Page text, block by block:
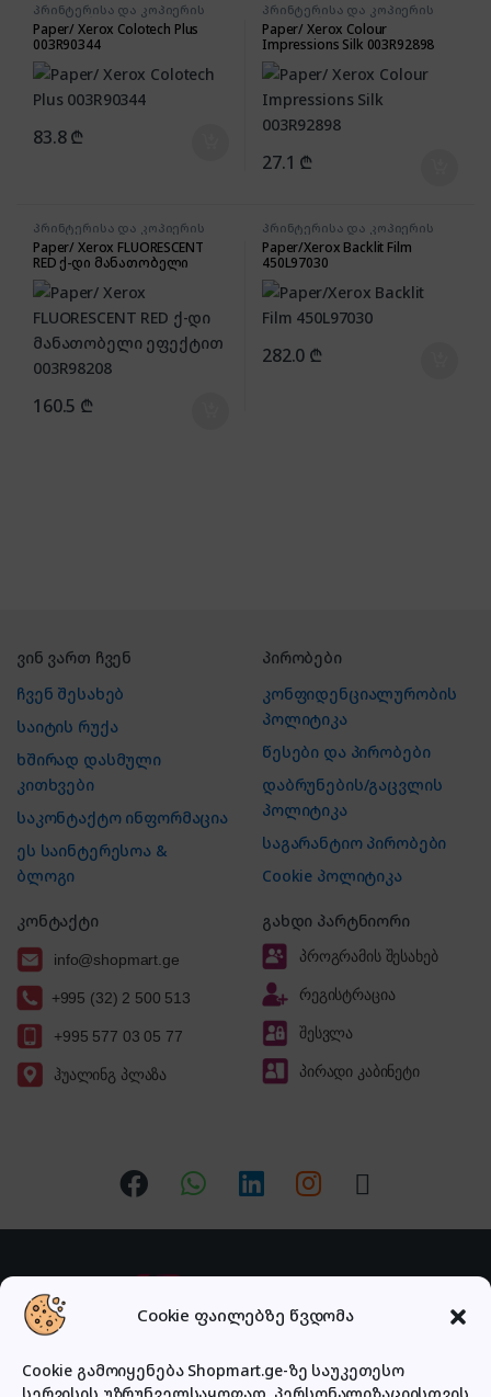
Cookie ფაილებზე წვდომა
Cookie გამოიყენება Shopmart.ge-ზე საუკეთესო
პრინტერისა და კოპიერის
აქსესუარები
Paper/ Xerox Colotech Plus
003R90344
83.8₾
პრინტერისა და კოპიერის
აქსესუარები
Paper/ Xerox Colour
Impressions Silk 003R92898
27.1 ₾
პრინტერისა და კოპიერის
აქსესუარები
Paper/ Xerox FLUORESCENT
RED ქ-დი მანათობელი
ეფექტით 003R98208
160.5 ₾
პრინტერისა და კოპიერის
აქსესუარები
Paper/Xerox Backlit Film
450L97030
282.0 ₾
ვინ ვართ ჩვენ
ჩვენ შესახებ
საიტის რუქა
ხშირად დასმული
კითხვები
საკონტაქტო ინფორმაცია
ეს საინტერესოა &
ბლოგი
პირობები
კონფიდენციალურობის
პოლიტიკა
წესები და პირობები
დაბრუნების/გაცვლის
პოლიტიკა
საგარანტიო პირობები
Cookie პოლიტიკა
კონტაქტი
info@shopmart.ge
+995 (32) 2 500 513
+995 577 03 05 77
ჰუალინგ პლაზა
გახდი პარტნიორი
პროგრამის შესახებ
რეგისტრაცია
შესვლა
პირადი კაბინეტი